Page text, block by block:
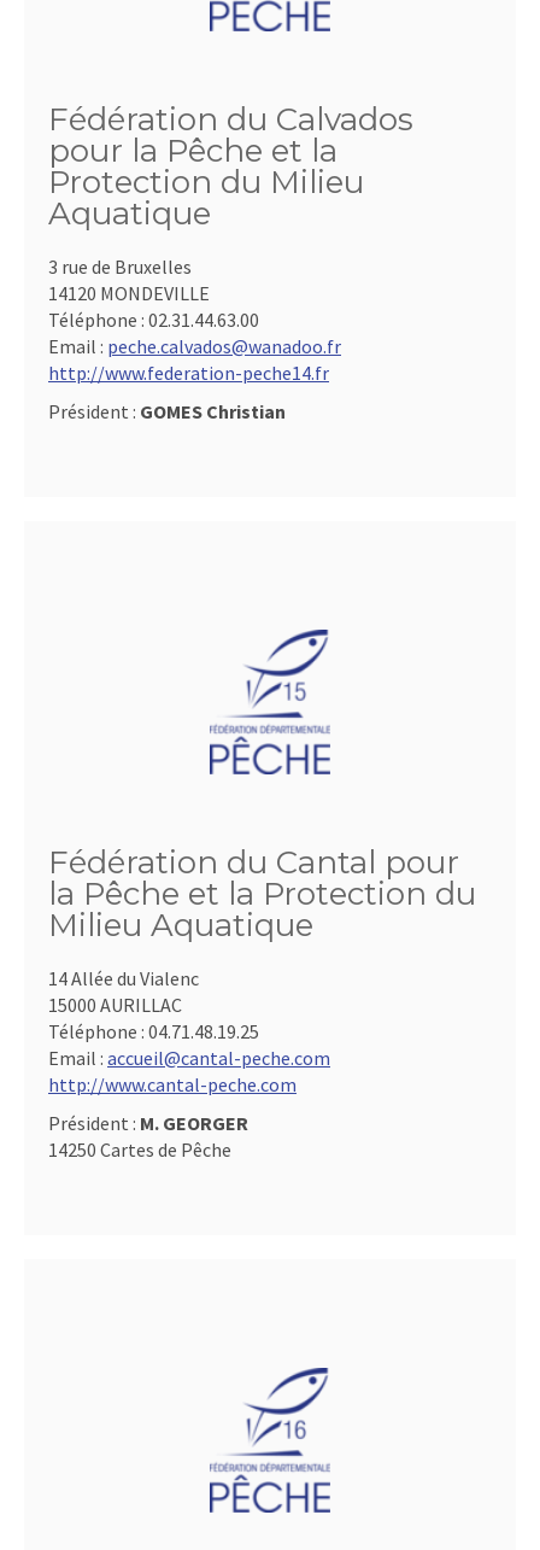
Fédération du Calvados
pour la Pêche et la
Protection du Milieu
Aquatique
3 rue de Bruxelles
14120 MONDEVILLE
Téléphone : 02.31.44.63.00
Email : peche.calvados@wanadoo.fr
http://www.federation-peche14.fr
Président : GOMES Christian
Fédération du Cantal pour
la Pêche et la Protection du
Milieu Aquatique
14 Allée du Vialenc
15000 AURILLAC
Téléphone : 04.71.48.19.25
Email : accueil@cantal-peche.com
http://www.cantal-peche.com
Président : M. GEORGER
14250 Cartes de Pêche